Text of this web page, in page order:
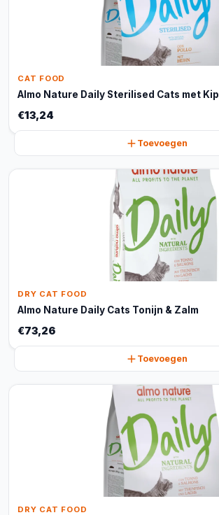
CAT FOOD
Almo Nature Daily Sterilised Cats met Kip
€13,24
Toevoegen
DRY CAT FOOD
Almo Nature Daily Cats Tonijn & Zalm
€73,26
Toevoegen
DRY CAT FOOD